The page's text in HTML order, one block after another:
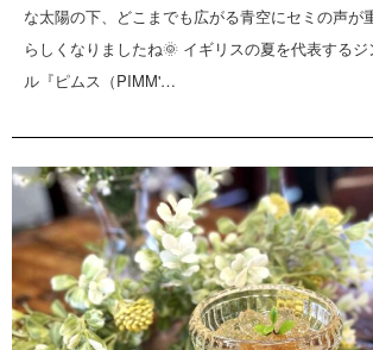
な太陽の下、どこまでも広がる青空にセミの声が
らしくなりましたね🌞 イギリスの夏を代表する
ル『ピムス（PIMM'…